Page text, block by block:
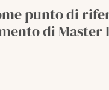
punto di
di Master